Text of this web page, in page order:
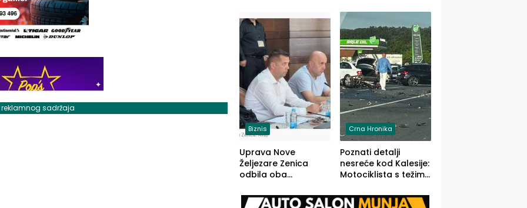
reklamnog sadržaja
prema Šapcu
(FOTO)
Biznis
Uprava Nove
Željezare Zenica
odbila oba
FBiH: Ustrajni da je
Crna Hronika
Poznati detalji
nesreće kod Kalesije:
Motociklista s težim,
lakšim povredama